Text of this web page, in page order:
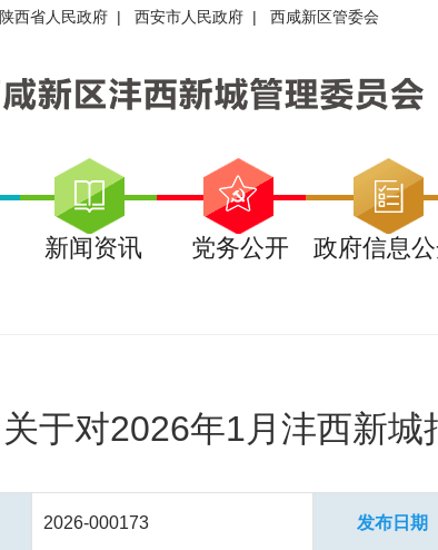
陕西省人民政府 | 西安市人民政府 | 西咸新区管委会
新闻资讯 党务公开 政府信息
关于对2026年1月沣西新
2026-000173 发布日期